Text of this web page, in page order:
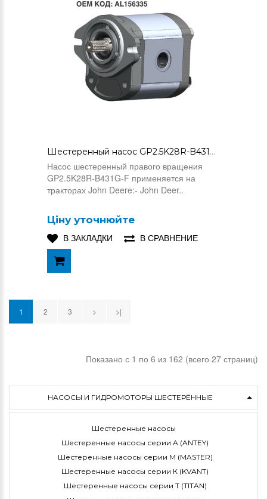
Шестеренный насос GP2.5K28R-B431G-F (AL156335)
Насос шестеренный правого вращения
GP2.5K28R-B431G-F применяется на
тракторах John Deere:- John Deer..
Ціну уточнюйте
В ЗАКЛАДКИ
В СРАВНЕНИЕ
1 2 3 > >|
Показано с 1 по 6 из 162 (всего 27 страниц)
НАСОСЫ И ГИДРОМОТОРЫ ШЕСТЕРЁННЫЕ
Шестеренные насосы
Шестеренные насосы серии A (ANTEY)
Шестеренные насосы серии M (MASTER)
Шестеренные насосы серии К (KVANT)
Шестеренные насосы серии Т (TITAN)